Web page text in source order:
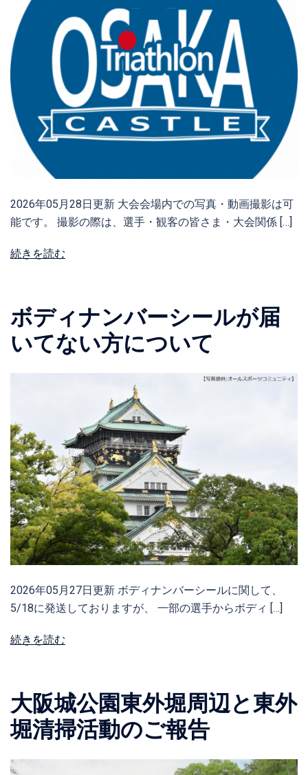
2026年05月28日更新 大会会場内での写真・動画撮影は可
能です。 撮影の際は、選手・観客の皆さま・大会関係 […]
続きを読む
ボディナンバーシールが届
いてない方について
2026年05月27日更新 ボディナンバーシールに関して、
5/18に発送しておりますが、 一部の選手からボディ […]
続きを読む
大阪城公園東外堀周辺と東外
堀清掃活動のご報告